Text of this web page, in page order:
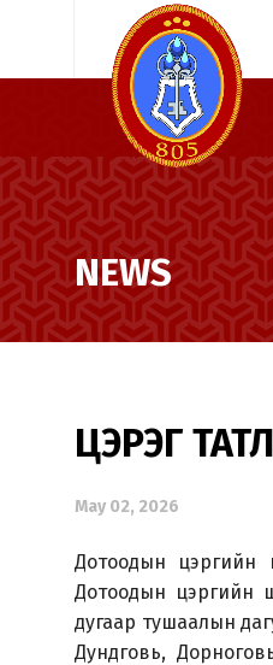
NEWS
ЦЭРЭГ
May 02, 2026
Дотоодын цэргийн
Дотоодын цэргийн
дугаар тушаалын
Дундговь,